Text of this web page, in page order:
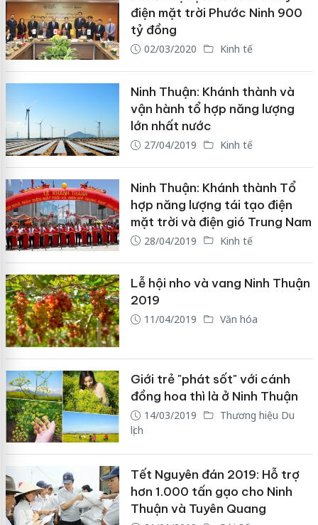
điện mặt trời Phước Ninh 900
tỷ đồng
02/03/2020 Kinh tế
Ninh Thuận: Khánh thành và
vận hành tổ hợp năng lượng
lớn nhất nước
27/04/2019 Kinh tế
Ninh Thuận: Khánh thành Tổ
hợp năng lượng tái tạo điện
mặt trời và điện gió Trung Nam
28/04/2019 Kinh tế
Lễ hội nho và vang Ninh Thuận
2019
11/04/2019 Văn hóa
Giới trẻ "phát sốt" với cánh
đồng hoa thì là ở Ninh Thuận
14/03/2019
Thương hiệu Du
lịch
Tết Nguyên đán 2019: Hỗ trợ
hơn 1.000 tấn gạo cho Ninh
Thuận và Tuyên Quang